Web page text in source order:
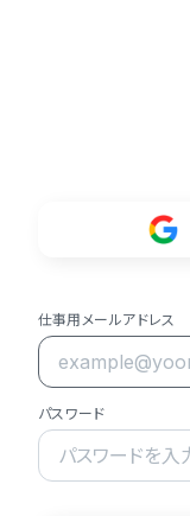
仕事用メールアドレス
パスワード